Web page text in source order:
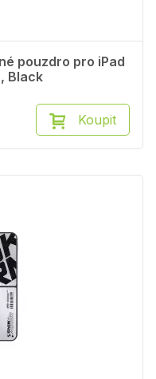
pouzdro pro iPad
Black
Koupit